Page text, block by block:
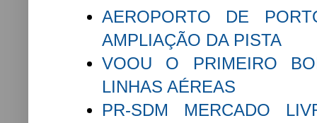
AEROPORTO DE
AMPLIAÇÃO DA PISTA
VOOU O PRIMEIRO
LINHAS AÉREAS
PR-SDM MERCADO